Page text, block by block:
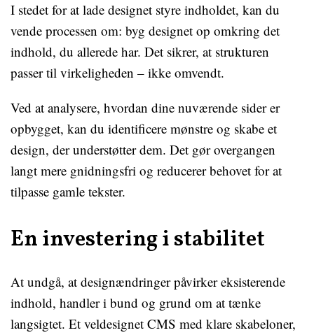
I stedet for at lade designet styre indholdet, kan du
vende processen om: byg designet op omkring det
indhold, du allerede har. Det sikrer, at strukturen
passer til virkeligheden – ikke omvendt.
Ved at analysere, hvordan dine nuværende sider er
opbygget, kan du identificere mønstre og skabe et
design, der understøtter dem. Det gør overgangen
langt mere gnidningsfri og reducerer behovet for at
tilpasse gamle tekster.
En investering i stabilitet
At undgå, at designændringer påvirker eksisterende
indhold, handler i bund og grund om at tænke
langsigtet. Et veldesignet CMS med klare skabeloner,